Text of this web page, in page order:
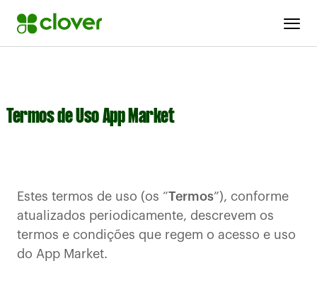
Termos de Uso App Market
Estes termos de uso (os “Termos”), conforme
atualizados periodicamente, descrevem os
termos e condições que regem o acesso e uso
do App Market.